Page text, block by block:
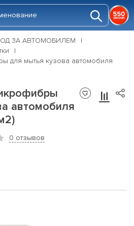
ЗА АВТОМОБИЛЕМ
для мытья кузова автомобиля
автомобиля
0 отзывов